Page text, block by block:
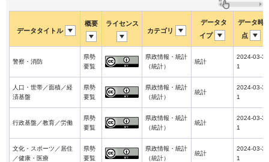
データタイトル
概要
ライセンス
カテゴリ
データタ
イプ
データ時
点
警察・消防
県勢
要覧
県政情報・統計
（統計）
統計
2024-03-3
1
人口・世帯／面積／経
済基盤
県勢
要覧
県政情報・統計
（統計）
統計
2024-03-3
1
行政基盤／教育／労働
県勢
要覧
県政情報・統計
（統計）
統計
2024-03-3
1
文化・スポーツ／居住
／健康・医療
県勢
要覧
県政情報・統計
（統計）
統計
2024-03-3
1